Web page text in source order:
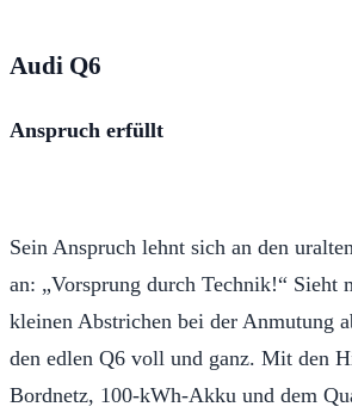
Audi Q6
Anspruch erfüllt
Sein Anspruch lehnt sich an den
an: „Vorsprung durch Technik!“ Sieht
kleinen Abstrichen bei der Anmutung
den edlen Q6 voll und ganz. Mit den
Bordnetz, 100-kWh-Akku und dem